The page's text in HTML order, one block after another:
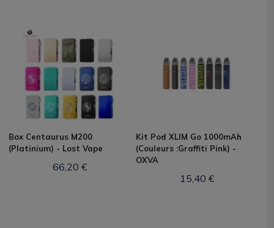
Box Centaurus M200
(Platinium) - Lost Vape
66,20 €
Kit Pod XLIM Go 1000mAh
(Couleurs :Graffiti Pink) -
OXVA
15,40 €